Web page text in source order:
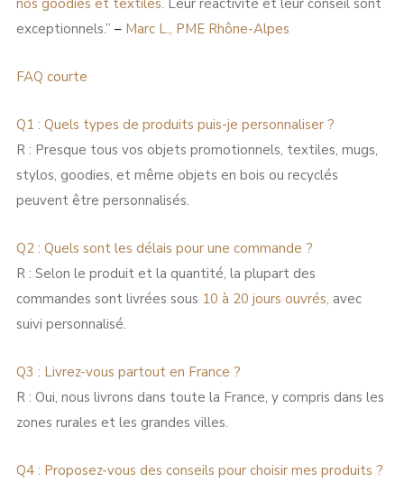
nos goodies et textiles. Leur réactivité et leur conseil sont
exceptionnels.” – Marc L., PME Rhône-Alpes
FAQ courte
Q1 : Quels types de produits puis-je personnaliser ?
R : Presque tous vos objets promotionnels, textiles, mugs,
stylos, goodies, et même objets en bois ou recyclés
peuvent être personnalisés.
Q2 : Quels sont les délais pour une commande ?
R : Selon le produit et la quantité, la plupart des
commandes sont livrées sous 10 à 20 jours ouvrés, avec
suivi personnalisé.
Q3 : Livrez-vous partout en France ?
R : Oui, nous livrons dans toute la France, y compris dans les
zones rurales et les grandes villes.
Q4 : Proposez-vous des conseils pour choisir mes produits ?